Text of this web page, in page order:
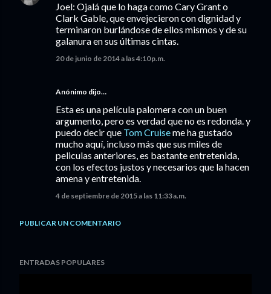
Joel: Ojalá que lo haga como Cary Grant o
Clark Gable, que envejecieron con dignidad y
terminaron burlándose de ellos mismos y de su
galanura en sus últimas cintas.
20 de junio de 2014 a las 4:10 p.m.
Anónimo dijo…
Esta es una película palomera con un buen
argumento, pero es verdad que no es redonda. y
puedo decir que Tom Cruiseme ha gustado
mucho aquí, incluso más que sus miles de
peliculas anteriores, es bastante entretenida,
con los efectos justos y necesarios que la hacen
amena y entretenida.
4 de septiembre de 2015 a las 11:33 a.m.
PUBLICAR UN COMENTARIO
ENTRADAS POPULARES